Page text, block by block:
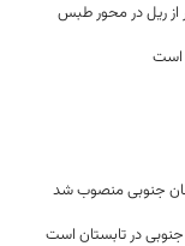
است
جنوبی منصوب شد
در تابستان است